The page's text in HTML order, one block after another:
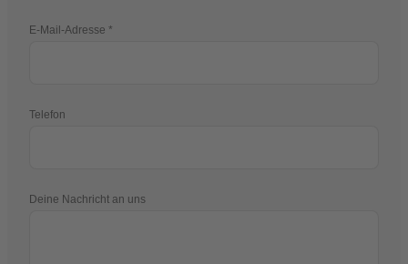
E-Mail-Adresse
Telefon
Deine Nachricht an uns